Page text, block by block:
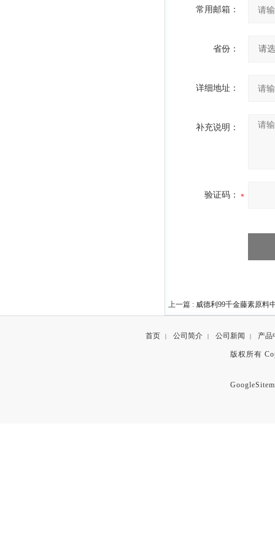
常用邮箱：
省份：
详细地址：
补充说明：
验证码：
上一篇 : 威德利99千金藤素原料
首页 | 公司简介 | 公司新闻 | 产品
版权所有